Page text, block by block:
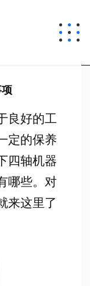
良好的工
定的保养
四轴机器
哪些。对
来这里了